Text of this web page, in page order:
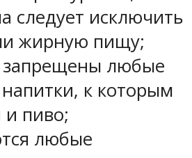
следует исключить
жирную пищу;
запрещены любые
к которым
и пиво;
любые